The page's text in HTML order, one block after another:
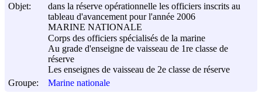
Objet:
dans la réserve opérationnelle les officiers inscrits au
tableau d'avancement pour l'année 2006
MARINE NATIONALE
Corps des officiers spécialisés de la marine
Au grade d'enseigne de vaisseau de 1re classe de
réserve
Les enseignes de vaisseau de 2e classe de réserve
Groupe:
Marine nationale